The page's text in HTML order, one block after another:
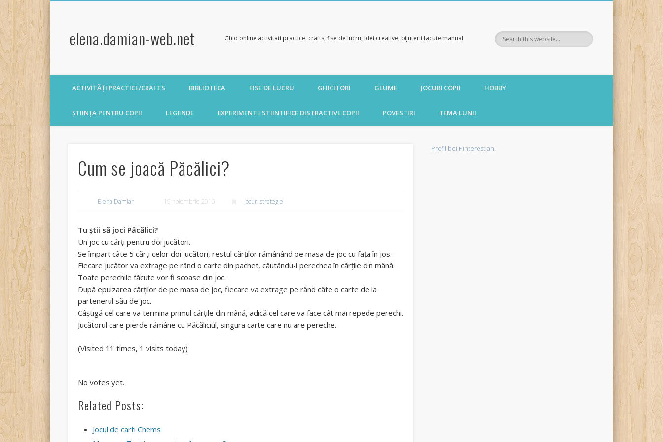
elena.damian-web.net Ghid online activitati practice, crafts, fise de lucru, idei creative, bijuterii facute manual
ACTIVITĂȚI PRACTICE/CRAFTS BIBLIOTECA FISE DE LUCRU GHICITORI GLUME JOCURI COPII HOBBY
ȘTIINȚA PENTRU COPII LEGENDE EXPERIMENTE STIINTIFICE DISTRACTIVE COPII POVESTIRI TEMA LUNII
Cum se joacă Păcălici?
Elena Damian 19 noiembrie 2010 Jocuri strategie
Tu ştii să joci Păcălici?
Un joc cu cărţi pentru doi jucători.
Se împart câte 5 cărţi celor doi jucători, restul cărţilor rămânând pe masa de joc cu faţa în jos.
Fiecare jucător va extrage pe rând o carte din pachet, căutându-i perechea în cărţile din mână.
Toate perechile făcute vor fi scoase din joc.
După epuizarea cărţilor de pe masa de joc, fiecare va extrage pe rând câte o carte de la
partenerul său de joc.
Câştigă cel care va termina primul cărţile din mână, adică cel care va face cât mai repede perechi.
Jucătorul care pierde rămâne cu Păcăliciul, singura carte care nu are pereche.
(Visited 11 times, 1 visits today)
No votes yet.
Related Posts:
Jocul de carti Chems
Profil bei Pinterest an.